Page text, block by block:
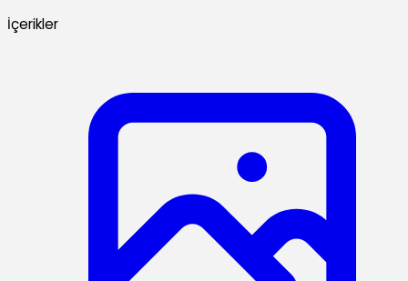
İçerikler